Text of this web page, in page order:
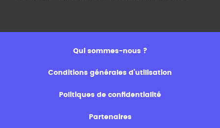
Qui sommes-nous ?
Conditions générales d’utilisation
Politiques de confidentialité
Partenaires